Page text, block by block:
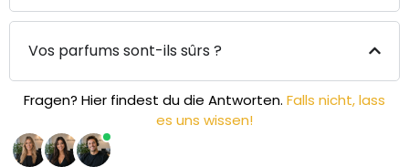
Vos parfums sont-ils sûrs ?
Fragen? Hier findest du die Antworten. Falls nicht, lass
es uns wissen!